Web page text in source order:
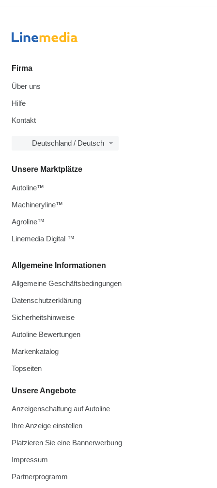
Firma
Über uns
Hilfe
Kontakt
Deutschland / Deutsch
Allgemeine Informationen
Allgemeine Geschäftsbedingungen
Datenschutzerklärung
Sicherheitshinweise
Autoline Bewertungen
Markenkatalog
Topseiten
Unsere Angebote
Anzeigenschaltung auf Autoline
Ihre Anzeige einstellen
Platzieren Sie eine Bannerwerbung
Impressum
Partnerprogramm
Unsere Marktplätze
Autoline™
Machineryline™
Agroline™
Linemedia Digital ™